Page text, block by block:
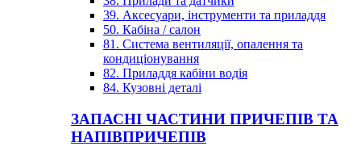
39. Аксесуари, інструменти та приладдя
50. Кабіна / салон
81. Система вентиляції, опалення та
кондиціонування
82. Приладдя кабіни водія
84. Кузовні деталі
ЗАПАСНІ ЧАСТИНИ ПРИЧЕПІВ ТА
НАПІВПРИЧЕПІВ